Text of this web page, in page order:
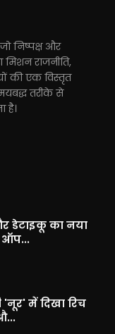
निष्पक्ष और
मिशन राजनीति,
की एक विस्तृत
तरीके से
है।
डेटाइकू का नया
ऑप...
'नूर' में दिखा रिच